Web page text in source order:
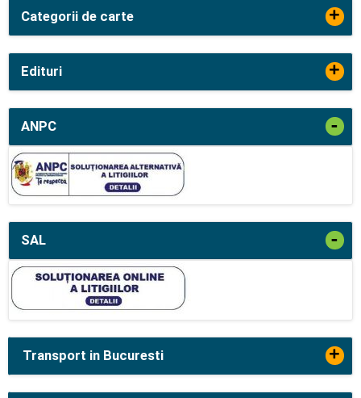
Categorii de carte +
Edituri +
ANPC -
SAL -
Transport in Bucuresti +